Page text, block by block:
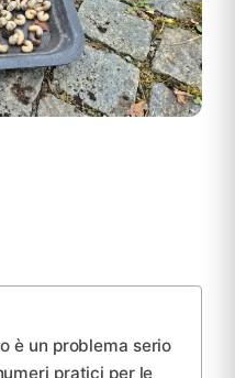
è un problema serio
pratici per le